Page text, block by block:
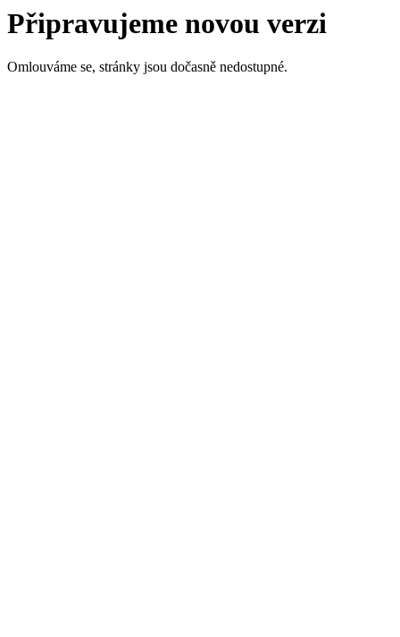
Připravujeme novou verzi
Omlouváme se, stránky jsou dočasně nedostupné.